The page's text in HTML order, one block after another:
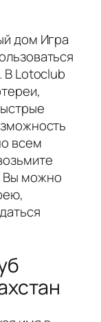
дом Игра
В Lotoclub
всем
Вы можно